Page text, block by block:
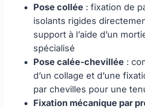
Pose collée : fixation de
isolants rigides
support à l’aide d’un
spécialisé
Pose calée-chevillée :
d’un collage et d’une
par chevilles pour une
Fixation mécanique par